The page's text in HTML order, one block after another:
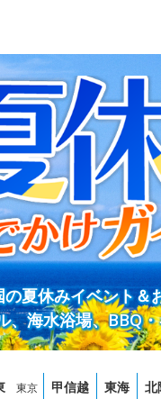
夏休みイベント
、海水浴場、BBQ
東京 甲信越 東海 北